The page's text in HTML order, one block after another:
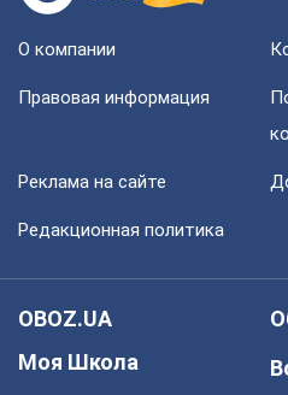
О компании
Правовая информация
Реклама на сайте
Редакционная политика
OBOZ.UA
Моя Школа